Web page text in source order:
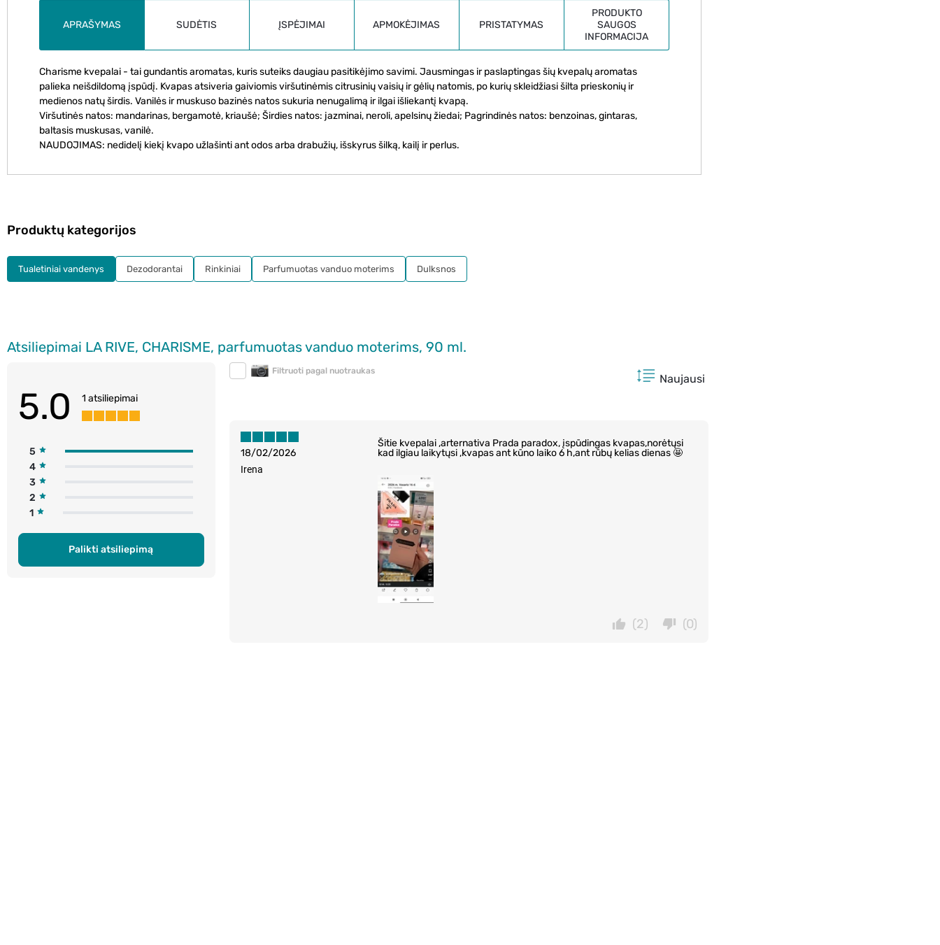
APRAŠYMAS SUDĖTIS ĮSPĖJIMAI APMOKĖJIMAS PRISTATYMAS
PRODUKTO
SAUGOS
INFORMACIJA
Charisme kvepalai - tai gundantis aromatas, kuris suteiks daugiau pasitikėjimo savimi. Jausmingas ir paslaptingas šių kvepalų aromatas
palieka neišdildomą įspūdį. Kvapas atsiveria gaiviomis viršutinėmis citrusinių vaisių ir gėlių natomis, po kurių skleidžiasi šilta prieskonių ir
medienos natų širdis. Vanilės ir muskuso bazinės natos sukuria nenugalimą ir ilgai išliekantį kvapą.
Viršutinės natos: mandarinas, bergamotė, kriaušė; Širdies natos: jazminai, neroli, apelsinų žiedai; Pagrindinės natos: benzoinas, gintaras,
baltasis muskusas, vanilė.
NAUDOJIMAS: nedidelį kiekį kvapo užlašinti ant odos arba drabužių, išskyrus šilką, kailį ir perlus.
Atsiliepimai LA RIVE, CHARISME, parfumuotas vanduo moterims, 90 ml.
5.0 1 atsiliepimai
5
4
3
2
1
Palikti atsiliepimą
Filtruoti pagal nuotraukas
Naujausi
18/02/2026
Šitie kvepalai ,arternativa Prada paradox, įspūdingas kvapas,norėtųsi
kad ilgiau laikytųsi ,kvapas ant kūno laiko 6 h,ant rūbų kelias dienas 🤩
Irena
(0)
(2)
Produktų kategorijos
Tualetiniai vandenys Dezodorantai Rinkiniai Parfumuotas vanduo moterims Dulksnos